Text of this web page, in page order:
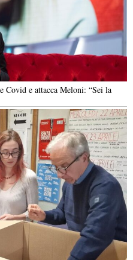
Covid e attacca Meloni: “Sei la